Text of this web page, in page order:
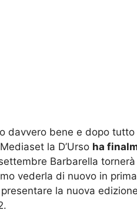
davvero bene e dopo
la D’Urso ha
Barbarella
vederla di nuovo in
la nuova